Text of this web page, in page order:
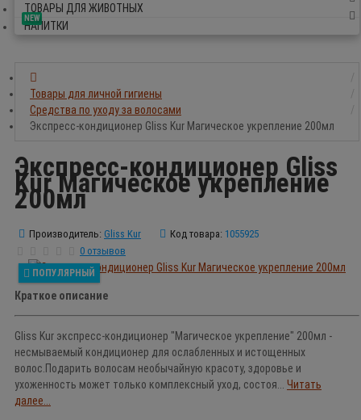
ТОВАРЫ ДЛЯ ЖИВОТНЫХ
NEW
НАПИТКИ
Товары для личной гигиены
Средства по уходу за волосами
Экспресс-кондиционер Gliss Kur Магическое укрепление 200мл
Экспресс-кондиционер Gliss
Kur Магическое укрепление
200мл
Производитель: Gliss Kur Код товара: 1055925
0 отзывов
ПОПУЛЯРНЫЙ
Краткое описание
Gliss Kur экспресс-кондиционер "Магическое укрепление" 200мл -
несмываемый кондиционер для ослабленных и истощенных
волос.Подарить волосам необычайную красоту, здоровье и
ухоженность может только комплексный уход, состоя... Читать
далее...